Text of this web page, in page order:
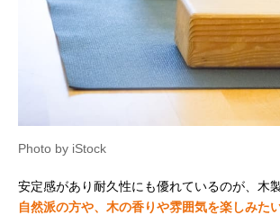
Photo by iStock
安定感があり耐久性にも優れているのが、木
自然派の方や、木の香りや雰囲気を楽しみた